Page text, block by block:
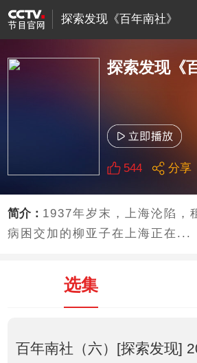
探索发现《百年南社》
探索发现《
544 分享
简介： 1937年岁末，上海沦陷，
病困交加的柳亚子在上海正在...
选集
百年南社（六）[探索发现]